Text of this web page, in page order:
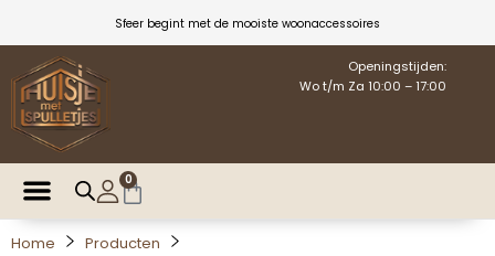
inhoud
Sfeer begint met de mooiste woonaccessoires
Openingstijden:
Wo t/m Za 10:00 – 17:00
0
Winkelwagen
Home
Producten